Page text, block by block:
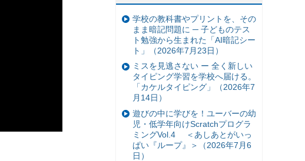
学校の教科書やプリントを、その
まま暗記問題に ─ 子どものテス
ト勉強から生まれた「AI暗記シー
ト」（2026年7月23日）
ミスを見逃さない ー 全く新しい
タイピング学習を学校へ届ける。
「カケルタイピング」（2026年7
月14日）
遊びの中に学びを！ユーバーの幼
児・低学年向けScratchプログラ
ミングVol.4 ＜あしあとがいっ
ぱい『ループ』＞（2026年7月6
日）